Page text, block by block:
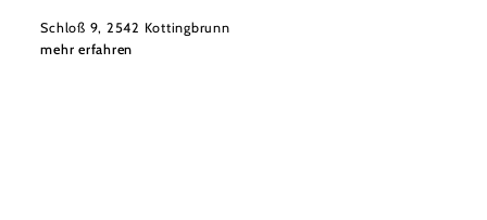
Schloß 9, 2542 Kottingbrunn
mehr erfahren